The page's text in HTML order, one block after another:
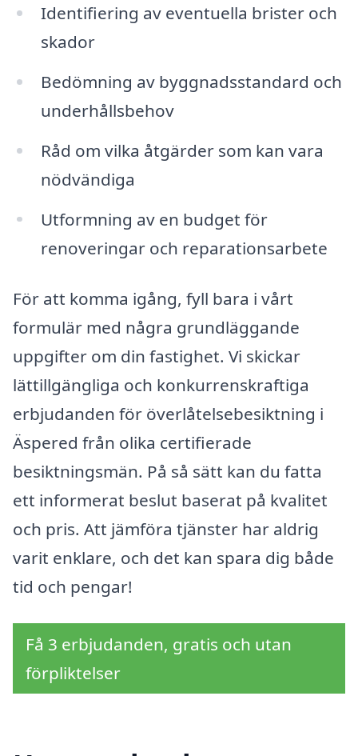
Identifiering av eventuella brister och
skador
Bedömning av byggnadsstandard och
underhållsbehov
Råd om vilka åtgärder som kan vara
nödvändiga
Utformning av en budget för
renoveringar och reparationsarbete
För att komma igång, fyll bara i vårt
formulär med några grundläggande
uppgifter om din fastighet. Vi skickar
lättillgängliga och konkurrenskraftiga
erbjudanden för överlåtelsebesiktning i
Äspered från olika certifierade
besiktningsmän. På så sätt kan du fatta
ett informerat beslut baserat på kvalitet
och pris. Att jämföra tjänster har aldrig
varit enklare, och det kan spara dig både
tid och pengar!
Få 3 erbjudanden, gratis och utan
förpliktelser